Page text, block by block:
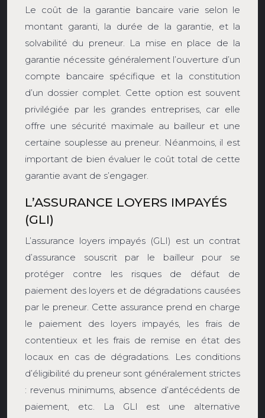
Le coût de la garantie bancaire varie selon le
montant garanti, la durée de la garantie, et la
solvabilité du preneur. La mise en place de la
garantie nécessite généralement l’ouverture d’un
compte bancaire spécifique et la constitution
d’un dossier complet. Cette option est souvent
privilégiée par les grandes entreprises, car elle
offre une sécurité maximale au bailleur et une
certaine souplesse au preneur. Néanmoins, il est
important de bien évaluer le coût total de cette
garantie avant de s’engager.
L’ASSURANCE LOYERS IMPAYÉS
(GLI)
L’assurance loyers impayés (GLI) est un contrat
d’assurance souscrit par le bailleur pour se
protéger contre les risques de défaut de
paiement des loyers et de dégradations causées
par le preneur. Cette assurance prend en charge
le paiement des loyers impayés, les frais de
contentieux et les frais de remise en état des
locaux en cas de dégradations. Les conditions
d’éligibilité du preneur sont généralement strictes
: revenus minimums, absence d’antécédents de
paiement, etc. La GLI est une alternative